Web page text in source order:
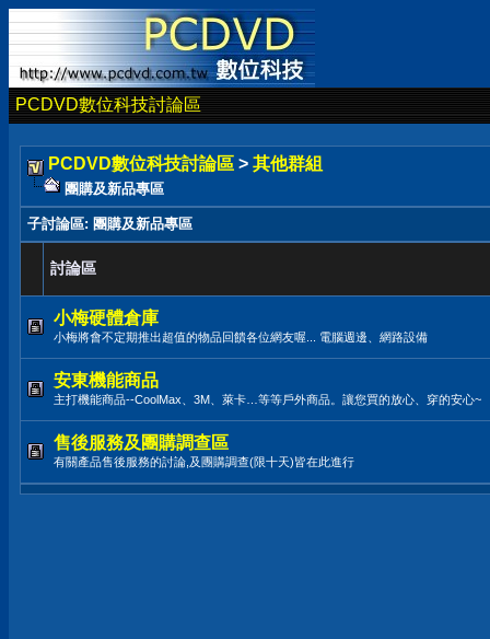
PCDVD數位科技討論區
PCDVD數位科技討論區 > 其他群組
團購及新品專區
子討論區: 團購及新品專區
討論區
小梅硬體倉庫
小梅將會不定期推出超值的物品回饋各位網友喔... 電腦週邊、網路設備
安東機能商品
主打機能商品--CoolMax、3M、萊卡…等等戶外商品。讓您買的放心、穿的安心~
售後服務及團購調查區
有關產品售後服務的討論,及團購調查(限十天)皆在此進行